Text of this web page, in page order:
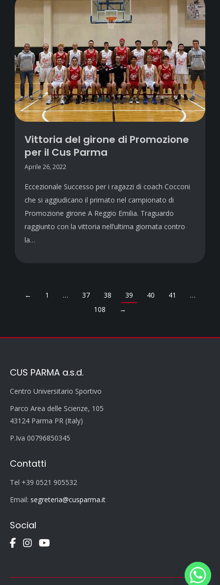
Vittoria del girone di Promozione
per il Cus Parma
Aprile 26, 2022
Eccezionale Successo per i ragazzi di coach Cocconi
che si aggiudicano il primato nel campionato di
Promozione girone A Reggio Emilia. Traguardo
raggiunto con la vittoria nell’ultima giornata contro
la…
← 1 … 37 38 39 40 41
…
108
→
CUS PARMA a.s.d.
Centro Universitario Sportivo
Parco Area delle Scienze, 105
43124 Parma PR (Italy)
P.Iva 00796850345
Contatti
Tel +39 0521 905532
Email: segreteria@cusparma.it
Social